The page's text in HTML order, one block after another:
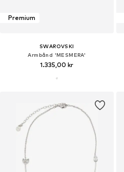
Premium
SWAROVSKI
Armbånd 'MESMERA'
1.335,00 kr